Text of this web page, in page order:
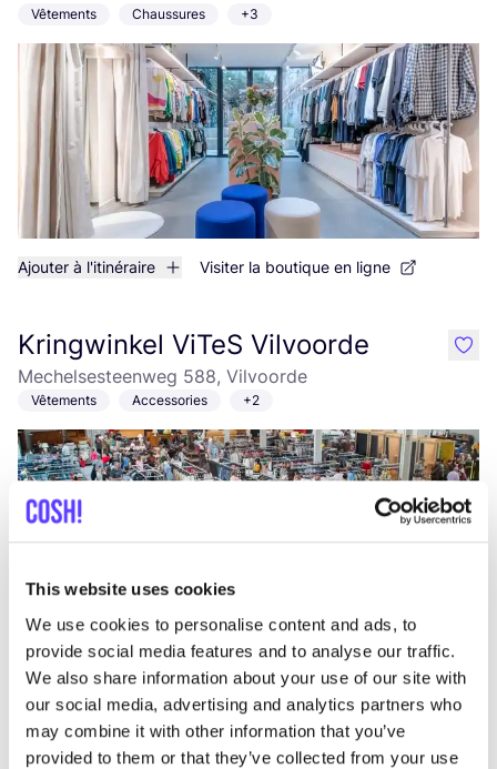
This website uses cookies
We use cookies to personalise content and ads, to
provide social media features and to analyse our traffic.
We also share information about your use of our site with
our social media, advertising and analytics partners who
may combine it with other information that you’ve
provided to them or that they’ve collected from your use
Vêtements Chaussures +3
Ajouter à l'itinéraire Visiter la boutique en ligne
Kringwinkel ViTeS Vilvoorde
Mechelsesteenweg 588, Vilvoorde
Vêtements Accessories +2
Ajouter à l'itinéraire Visiter la boutique en ligne
like
Kibibi
Bijoux Accessories